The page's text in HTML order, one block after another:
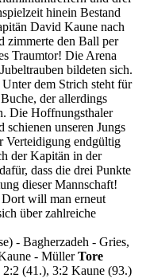
hinein Bestand
David Kaune nach
zimmerte den Ball per
Traumtor! Die Arena
bildeten sich.
dem Strich steht für
der allerdings
Die Hoffnungsthaler
unseren Jungs
Verteidigung endgültig
der Kapitän in der
dass die drei Punkte
dieser Mannschaft!
Dort will man erneut
über zahlreiche
- Bagherzadeh - Gries,
- MüllerTore
(41.), 3:2 Kaune (93.)